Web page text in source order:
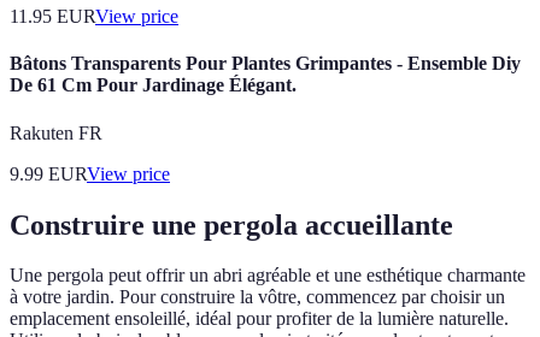
11.95 EURView price
Bâtons Transparents Pour Plantes Grimpantes - Ensemble Diy
De 61 Cm Pour Jardinage Élégant.
Rakuten FR
9.99 EURView price
Construire une pergola accueillante
Une pergola peut offrir un abri agréable et une esthétique charmante
à votre jardin. Pour construire la vôtre, commencez par choisir un
emplacement ensoleillé, idéal pour profiter de la lumière naturelle.